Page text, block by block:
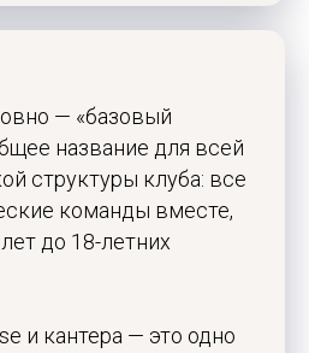
— «базовый
название для всей
структуры клуба: все
команды вместе,
до 18-летних
и кантера — это одно